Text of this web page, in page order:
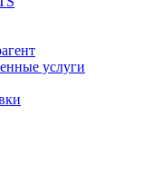
услуги